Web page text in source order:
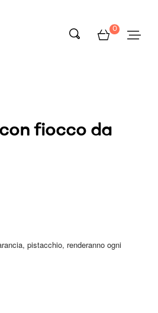
0
fiocco da
pistacchio, renderanno ogni